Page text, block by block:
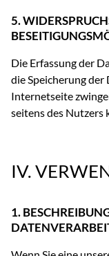
5.
Die Erfassung der
die Speicherung
Internetseite
seitens des Nutzers
IV.
1.